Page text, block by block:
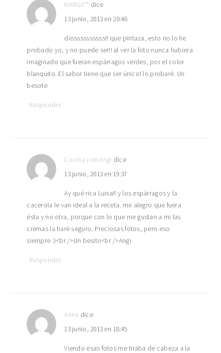
MARGA** dice
13 junio, 2013 en 20:46
diossssssssss!! que pintaza, esto no lo he
probado yo, y no puede ser!! al ver la foto nunca hubiera
imaginado que fueran espárragos verdes, por el color
blanquito. El sabor tiene que ser único! lo probaré. Un
besote
Responder
Cocina con Angi dice
13 junio, 2013 en 19:37
Ay qué rica Luisa!! y los espárragos y la
cacerola le van ideal a la receta. me alegro que fuera
ésta y no otra, porque con lo que me gustan a mi las
cremas la haré seguro. Preciosas fotos, pero eso
siempre :)<br />Un besito<br />Angi
Responder
Anna dice
13 junio, 2013 en 18:45
Viendo esas fotos me tiraba de cabeza a la